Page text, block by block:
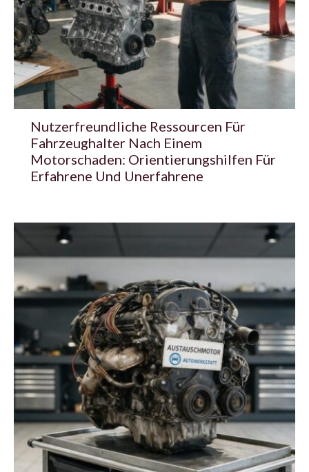
Nutzerfreundliche Ressourcen Für
Fahrzeughalter Nach Einem
Motorschaden: Orientierungshilfen Für
Erfahrene Und Unerfahrene